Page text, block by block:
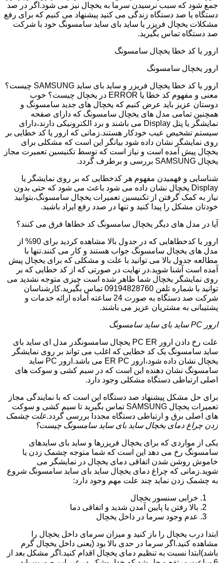
جمع شود که سبب نرسیدن سرما به یخچال نیز می شود.اگر در صد
دستگاه یا صد دستگاه زندگی می کنید پیشنهاد می کنیم که برای رفع
مشکلات یخچال فریزر یا ساید بای ساید سامسونگ خود با شرکت
صد دستگاه تماس بگیرید.
ارور یا کد خطا یخچال سامسونگ
ارور یخچال سامسونگ
ارور یا کد خطا یخچال فریزر و ساید بای ساید SAMSUNG چیست؟
معنی و مفهوم کد خطا یا ERROR در یخچال چیست؟ خوب
دوستان عزیز باید عرض کنیم که یخچال های جدید سامسونگ و
همچنین تمامی مدل های یخچال سامسونگ که دارای صفحه
نمایشگر یا پنل Display می باشند و برد الکترونیکی دارند،دارای
سیستم تشخیص عیب خودکار هستند.زمانی که ارور یا کد خطایی بر
روی نمایشگر نشان داده شود بیانگر این است که مشکلی برای
یخچال پیش آمده است و نیاز است که توسط تکنیسین تعمیرت مجاز
یخچال SAMSUNG بررسی و برطرف گردد.
شناسایی و فهمیدن مفهوم هر کدخطایی که بر روی نمایشگر یا
Display یخچال نشان داده می شود باعث می شود که حتی بدون
نیاز به کمک گرفتن از تکنیسین تعمیرات یخچال سامسونگ،بتوانید
خودتان مشکل را پیدا کنید و تنها در صدد رفع ایراد باشید.
آیا در مدل های دیگر یخچال سامسونگ کد خطاها فرق می کنند؟
ارور یا کدخطاهایی که در جدول بالا مشاهده کردید برای 90% از
مدل های یخچال سامسونگ جواب هستند و کار می کنند.تنها با
مطالعه جدول بالا می توانید با علت و مشکلی که برای یخچال پیش
آمده است آشنا شوید.در نهایت در صورتی که از کد خطایی که بر
روی نمایشگر یخچال شما ظاهر شده است چیزی متوجه نشدید می
توانید با شماره تلفن 09194828760 تماس بگیرید.کارشناسان
شرکت صد دستگاه به صورت 24 ساعته آماده ارائه خدمات و
پشتیبانی به مشتریان عزیز می باشند.
ارور PC ساید بای ساید سامسونگ
علت رخ دادن ارور PC ER یخچال سامسونگدر مدل ای ساید بای
ساید سامسونگ یک کد خطایی که اغلب می تواند بر روی نمایشگر
یخچال نشان داده شود،ارور ER PC می باشد.ارور PC ساید
سامسونگ نشان دهنده این است که در سیم کشی و سوکت های
اصلی ارتباطی دستگاه مشکلی وجود دارد.
برای حل مشکل پیشنهاد صد دستگاه این است که با نمایندگی مجاز
تعمیرات یخچال SAMSUNG تماس بگیرید تا سیم کشی و سوکت
های اصلی برق و ارتباطی دستگاه مجددا بررسی گردد.علت چشمک
زدن چراغ دمای یخچال ساید بای ساید سامسونگ چیست؟
یکی از مواردی که برای یخچال فریزرها و ساید بای سایدهای
سامسونگ رخ می دهد این است که شما متوجه چشمک زدن یا
خاموش روشن شدن اتفاقی دمای یخچال در نمایشگر می
شوید.زمانی که چراغ دمای یخچال ساید بای ساید سامسونگ شروع
به چشمک زدن نماید چند علت مهم وجود دارد:
خرابی سنسور یخچال
بالا رفتن یا پایین آمدن شدید و اتفاقی دما
عدم وجود سرما در داخل یخچال
ابتدا درب یخچال را باز کنید و میزان سرمای داخل یخچال را
مشاهده کنید.اگر سرما در حدی بالا بود (یعنی داخل یخچال گرم
باشد)ابتدا نسبت به تنظیم دمای یخچال اقدام کنید.اگر مشکل بعد از